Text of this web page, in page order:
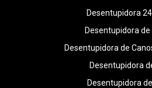
Desentupidora
Desentupidora de
Desentupidora de
Desentupidora
Desentupidora